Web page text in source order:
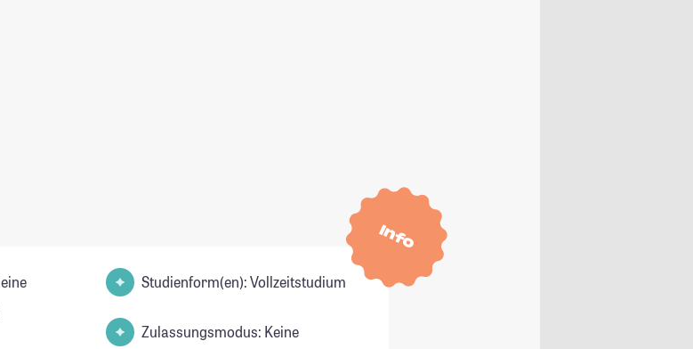
Info
Studienform(en): Vollzeitstudium
Zulassungsmodus: Keine